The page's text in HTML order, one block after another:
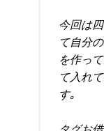
今回は
て自分
を作っ
て入れ
す｡